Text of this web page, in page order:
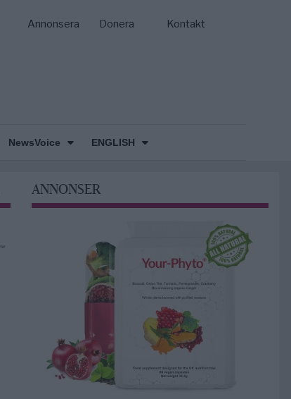
Annonsera Donera Kontakt
NewsVoice ENGLISH
ANNONSER